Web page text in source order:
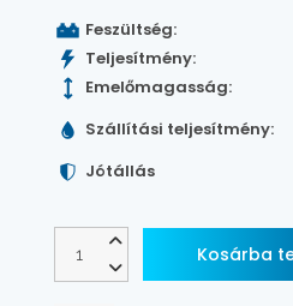
Feszültség:
Teljesítmény:
Emelőmagasság:
Szállítási teljesítmény:
Jótállás